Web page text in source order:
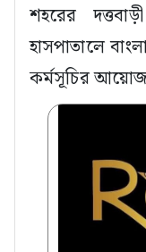
শহরের
হাসপাতালে
কর্মসূচির